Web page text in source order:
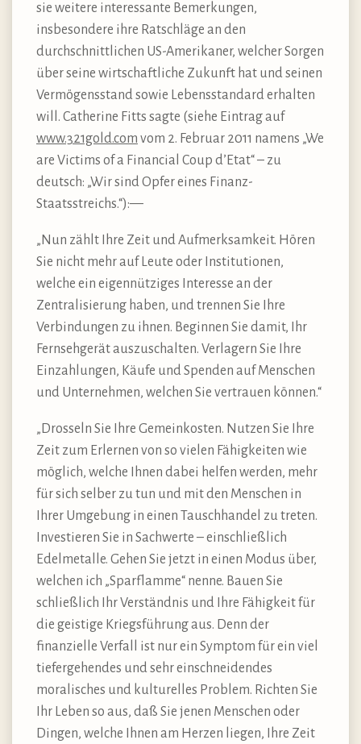
sie weitere interessante Bemerkungen,
insbesondere ihre Ratschläge an den
durchschnittlichen US-Amerikaner, welcher Sorgen
über seine wirtschaftliche Zukunft hat und seinen
Vermögensstand sowie Lebensstandard erhalten
will. Catherine Fitts sagte (siehe Eintrag auf
www.321gold.com vom 2. Februar 2011 namens „We
are Victims of a Financial Coup d’Etat“ – zu
deutsch: „Wir sind Opfer eines Finanz-
Staatsstreichs.“):—
„Nun zählt Ihre Zeit und Aufmerksamkeit. Hören
Sie nicht mehr auf Leute oder Institutionen,
welche ein eigennütziges Interesse an der
Zentralisierung haben, und trennen Sie Ihre
Verbindungen zu ihnen. Beginnen Sie damit, Ihr
Fernsehgerät auszuschalten. Verlagern Sie Ihre
Einzahlungen, Käufe und Spenden auf Menschen
und Unternehmen, welchen Sie vertrauen können.“
„Drosseln Sie Ihre Gemeinkosten. Nutzen Sie Ihre
Zeit zum Erlernen von so vielen Fähigkeiten wie
möglich, welche Ihnen dabei helfen werden, mehr
für sich selber zu tun und mit den Menschen in
Ihrer Umgebung in einen Tauschhandel zu treten.
Investieren Sie in Sachwerte – einschließlich
Edelmetalle. Gehen Sie jetzt in einen Modus über,
welchen ich „Sparflamme“ nenne. Bauen Sie
schließlich Ihr Verständnis und Ihre Fähigkeit für
die geistige Kriegsführung aus. Denn der
finanzielle Verfall ist nur ein Symptom für ein viel
tiefergehendes und sehr einschneidendes
moralisches und kulturelles Problem. Richten Sie
Ihr Leben so aus, daß Sie jenen Menschen oder
Dingen, welche Ihnen am Herzen liegen, Ihre Zeit